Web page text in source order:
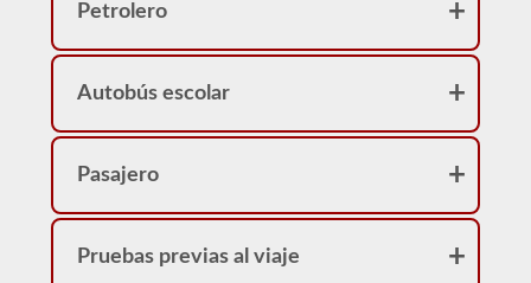
Petrolero
Autobús escolar
Pasajero
Pruebas previas al viaje